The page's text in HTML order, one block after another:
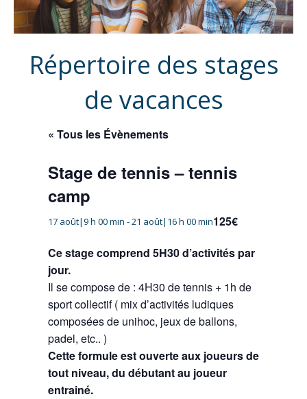
Répertoire des stages
de vacances
« Tous les Évènements
Stage de tennis – tennis
camp
17 août|9 h 00 min -21 août|16 h 00 min125€
Ce stage comprend 5H30 d’activités par
jour.
Il se compose de : 4H30 de tennis + 1h de
sport collectif ( mix d’activités ludiques
composées de unihoc, jeux de ballons,
padel, etc.. )
Cette formule est ouverte aux joueurs de
tout niveau, du débutant au joueur
entrainé.